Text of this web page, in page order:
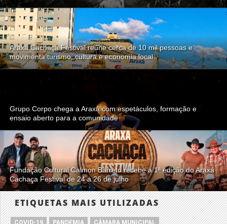
Araxá Cachaça Festival reúne cerca de 10 mil pessoas e
movimenta turismo, cultura e economia local
Grupo Corpo chega a Araxá com espetáculos, formação e
ensaio aberto para a comunidade
Fundação Cultural Calmon Barreto recebe a 1ª edição do Araxá
Cachaça Festival de 24 a 26 de julho
ETIQUETAS MAIS UTILIZADAS
COVID-19 PANDEMIA CÂMARA MUNICIPAL